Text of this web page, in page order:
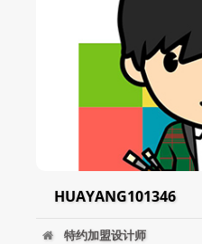
HUAYANG101346
特约加盟设计师